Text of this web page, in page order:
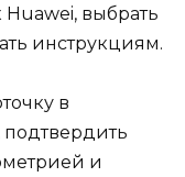
выбрать
инструкциям.
в
и